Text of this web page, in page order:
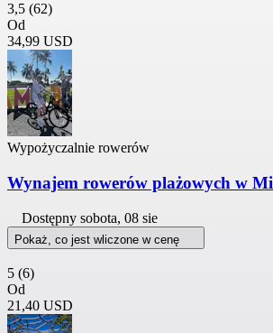
3,5 (62)
Od
34,99 USD
Wypożyczalnie rowerów
Wynajem rowerów plażowych w
Dostępny sobota, 08 sie
Pokaż, co jest wliczone w cenę
5 (6)
Od
21,40 USD